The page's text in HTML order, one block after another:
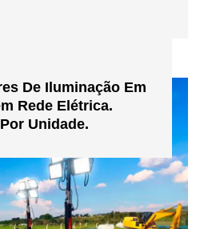
De Iluminação Em
Rede Elétrica.
Unidade.